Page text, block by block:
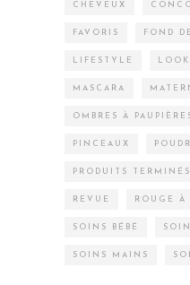
CHEVEUX
FAVORIS FOND
LIFESTYLE
MASCARA
OMBRES À
PINCEAUX
PRODUITS TERMINÉS
REVUE ROUGE À
SOINS BÉBÉ
SOINS MAINS